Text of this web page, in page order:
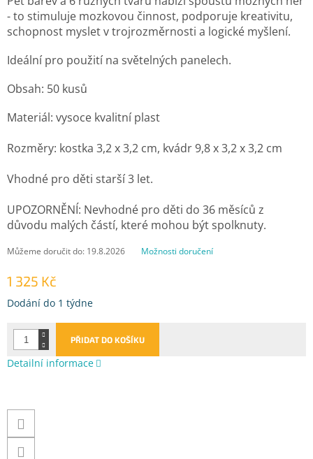
1 325 Kč
Měrná
Dodání do 1 týdne
Můžeme doručit do: 19.8.2026 Možnosti doručení
PŘIDAT DO KOŠÍKU
- to stimuluje mozkovou činnost, podporuje kreativitu,
schopnost myslet v trojrozměrnosti a logické myšlení.
Ideální pro použití na světelných panelech.
Obsah: 50 kusů
Materiál: vysoce kvalitní plast
Rozměry: kostka 3,2 x 3,2 cm, kvádr 9,8 x 3,2 x 3,2 cm
Vhodné pro děti starší 3 let.
UPOZORNĚNÍ: Nevhodné pro děti do 36 měsíců z
důvodu malých částí, které mohou být spolknuty.
Detailní informace